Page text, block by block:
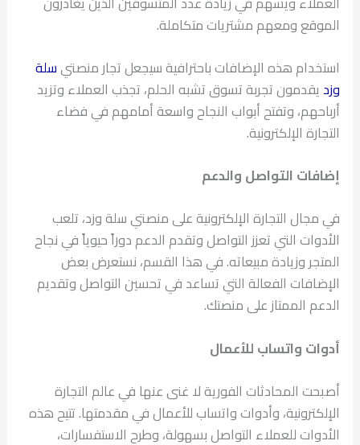
الموقع ومعهم مشتريات متكاملة.
استخدام هذه الإضافات باحترافية سيجعل تجار منصتيسلة
وزد يقدمون تجربة تسوق تشبه الحلم، تجذب العملاء وتزيد
أرباحهم، وتفتح أبواب النجاح واسعة أمامهم في فضاء
التجارة الإلكترونية.
إضافات التواصل والدعم
في مجال التجارة الإلكترونية على منصتي سلة وزد، تلعب
الأدوات التي تعزز التواصل وتقدم الدعم دوراً حيوياً في نجاح
المتجر وزيادة مبيعاته. في هذا القسم، نستعرض بعض
الإضافات الفعالة التي تساعد في تحسين التواصل وتقديم
الدعم الممتاز على منصتك.
أدوات واتساب للأعمال
أصبحت المحادثات الفورية لا غنى عنها في عالم التجارة
الإلكترونية، وأدوات واتساب للأعمال في مقدمتها. تتيح هذه
الأدوات للعملاء التواصل بسهولة، وطرح الاستفسارات،